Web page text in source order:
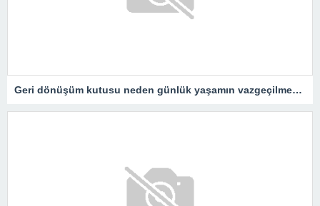
Geri dönüşüm kutusu neden günlük yaşamın vazgeçilmezidir?